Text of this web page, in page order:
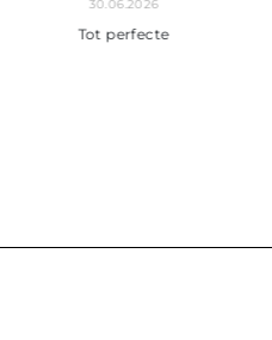
Pedido